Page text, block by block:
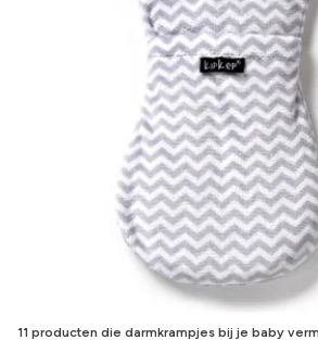
11 producten die darmkrampjes bij je baby